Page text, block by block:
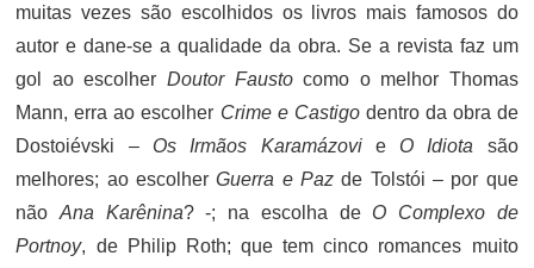
muitas vezes são escolhidos os livros mais famosos do
autor e dane-se a qualidade da obra. Se a revista faz um
gol ao escolher Doutor Faustocomo o melhor Thomas
Mann, erra ao escolher Crime e Castigo dentro da obra de
Dostoiévski – Os Irmãos Karamázovi e O Idiota são
melhores; ao escolherGuerra e Paz de Tolstói – por que
nãoAna Karênina? -; na escolha de O Complexo de
Portnoy, de Philip Roth; que tem cinco romances muito